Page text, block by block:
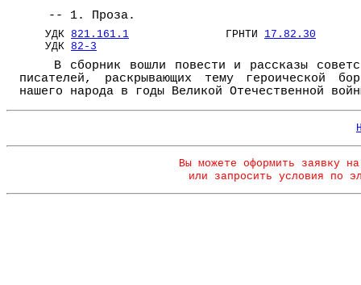
-- 1. Проза.
УДК 821.161.1 ГРНТИ 17.82.30
УДК 82-3
В сборник вошли повести и рассказы
писателей, раскрывающих тему героической
нашего народа в годы Великой Отечественной
Вы можете оформить заявку
или запросить условия по